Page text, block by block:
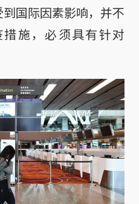
国际因素影响，并不
施，必须具有针对